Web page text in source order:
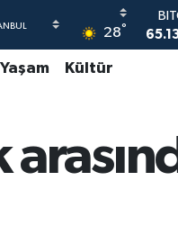
28°
Yaşam Kültür